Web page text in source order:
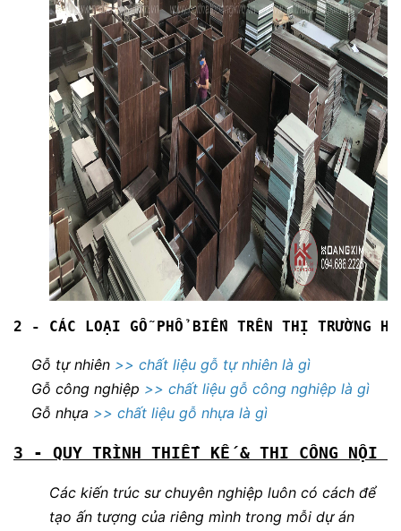
2 - CÁC LOẠI GỖ PHỔ BIẾN TRÊN THỊ TRƯỜNG
Gỗ tự nhiên >> chất liệu gỗ tự nhiên là gì
Gỗ công nghiệp >> chất liệu gỗ công nghiệp là gì
Gỗ nhựa >> chất liệu gỗ nhựa là gì
3 - QUY TRÌNH THIẾT KẾ & THI CÔNG NỘI
Các kiến trúc sư chuyên nghiệp luôn có cách để
tạo ấn tượng của riêng mình trong mỗi dự án